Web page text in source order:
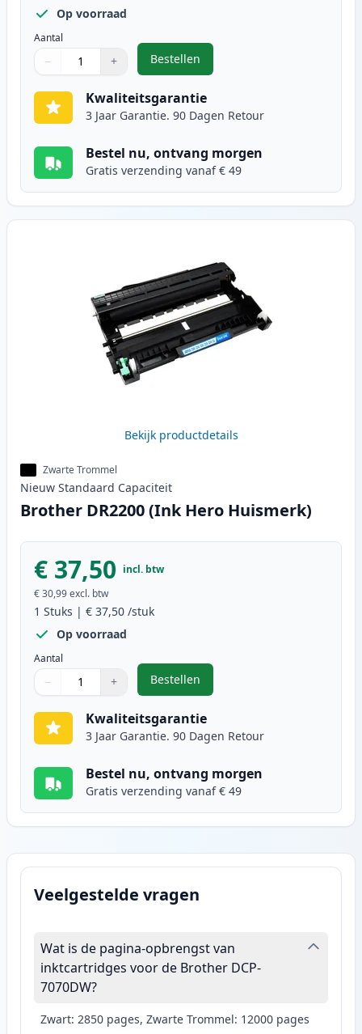
Op voorraad
Aantal
Gebruik de knoppen om aan te passen
− +
1
Bestellen
,Brother TN2220 / TN2210 toner
Kwaliteitsgarantie
3 Jaar Garantie. 90 Dagen Retour
Bestel nu, ontvang morgen
Gratis verzending vanaf € 49
Bekijk productdetails
Zwarte Trommel
Nieuw Standaard Capaciteit
Brother DR2200 (Ink Hero Huismerk)
€ 37,50 incl. btw
€ 30,99excl. btw
1 Stuks | € 37,50 /stuk
Op voorraad
Aantal
Gebruik de knoppen om aan te passen
− +
1
Bestellen
,Brother DR2200 (Ink Hero
Kwaliteitsgarantie
3 Jaar Garantie. 90 Dagen Retour
Bestel nu, ontvang morgen
Gratis verzending vanaf € 49
Veelgestelde vragen
Wat is de pagina-opbrengst van
inktcartridges voor de Brother DCP-
7070DW?
Zwart: 2850 pages, Zwarte Trommel: 12000 pages